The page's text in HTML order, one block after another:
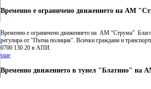
Временно е ограничено движението на АМ
Временно е ограничено движението на АМ "Струма"
регулира от "Пътна полиция". Всички граждани и
0700 130 20 в АПИ.
още
Временно движението в тунел "Блатино" на